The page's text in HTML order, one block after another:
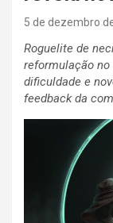
5 de dezembro
Roguelite de
reformulação
dificuldade e
feedback da